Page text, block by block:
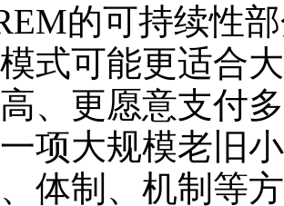
的可持续性
式可能更适合
、更愿意支付
项大规模老旧
体制、机制等